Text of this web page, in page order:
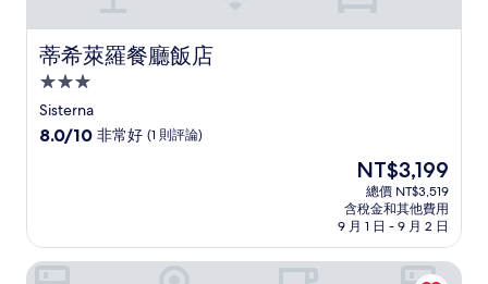
蒂希萊羅餐廳飯店
蒂希萊羅餐廳飯店
3.0
星
級
Sisterna
8.0
非
常
8.0/10 非常好 (1 則評論)
現
在
價
格
為
NT$3,199
NT$3,199
總價 NT$3,519
含稅金和其他費用
9 月 1 日 - 9 月 2 日
山谷大民宿